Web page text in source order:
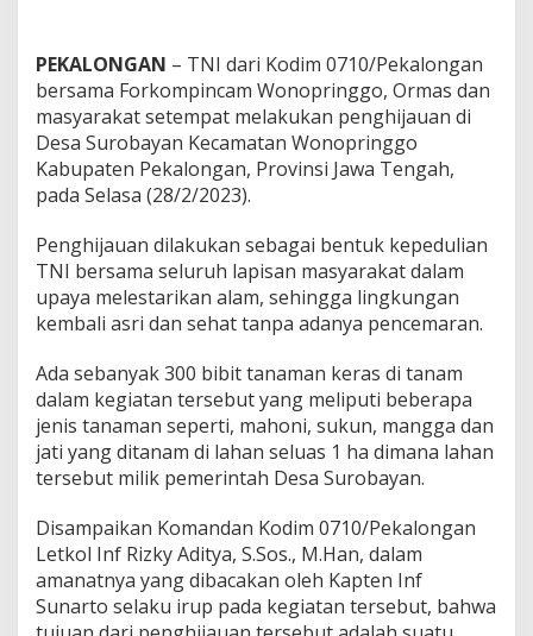
o
g
a
n
:
J
a
a
K
e
l
e
t
a
r
i
a
n
i
n
g
k
u
PEKALONGAN – TNI dari Kodim 0710/Pekalongan
bersama Forkompincam Wonopringgo, Ormas dan
masyarakat setempat melakukan penghijauan di
Desa Surobayan Kecamatan Wonopringgo
Kabupaten Pekalongan, Provinsi Jawa Tengah,
pada Selasa (28/2/2023).
Penghijauan dilakukan sebagai bentuk kepedulian
TNI bersama seluruh lapisan masyarakat dalam
upaya melestarikan alam, sehingga lingkungan
kembali asri dan sehat tanpa adanya pencemaran.
Ada sebanyak 300 bibit tanaman keras di tanam
dalam kegiatan tersebut yang meliputi beberapa
jenis tanaman seperti, mahoni, sukun, mangga dan
jati yang ditanam di lahan seluas 1 ha dimana lahan
tersebut milik pemerintah Desa Surobayan.
Disampaikan Komandan Kodim 0710/Pekalongan
Letkol Inf Rizky Aditya, S.Sos., M.Han, dalam
amanatnya yang dibacakan oleh Kapten Inf
Sunarto selaku irup pada kegiatan tersebut, bahwa